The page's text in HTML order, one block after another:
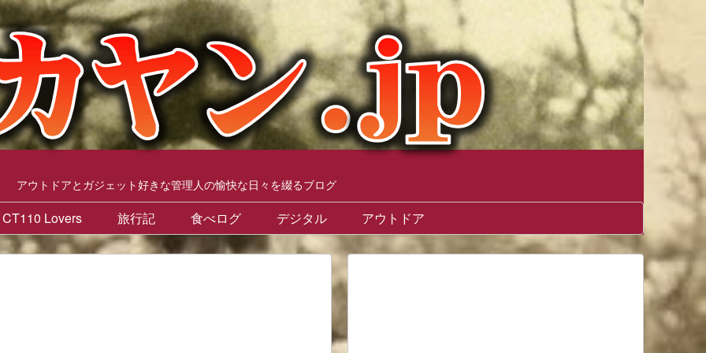
アウトドアとガジェット好きな管理人の愉快な日々を綴るブログ
CT110 Lovers 旅行記 食べログ デジタル アウトドア